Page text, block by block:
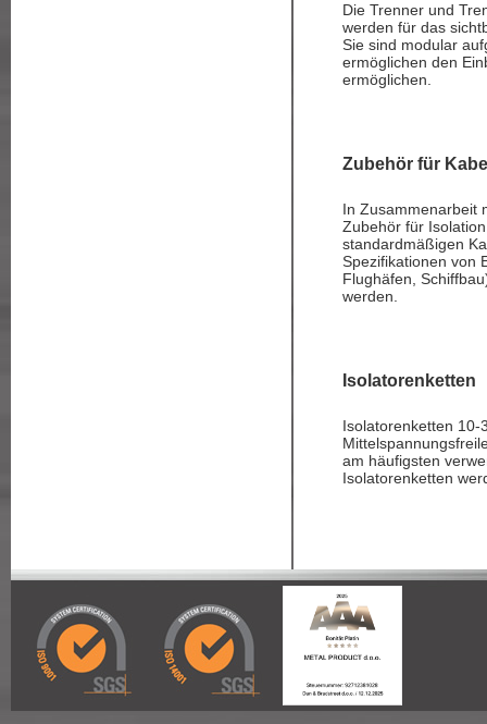
Die Trenner und
werden für das
Sie sind modular
ermöglichen den
ermöglichen.
Zubehör für
In Zusammenarbeit
Zubehör für
standardmäßigen
Spezifikationen von
Flughäfen,
werden.
Isolatorenketten
Isolatorenketten 10-
am häufigsten
Isolatorenketten